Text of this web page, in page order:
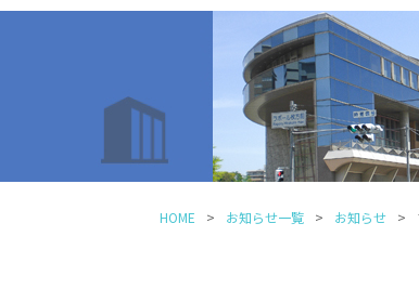
HOME お知らせ一覧 お知らせ